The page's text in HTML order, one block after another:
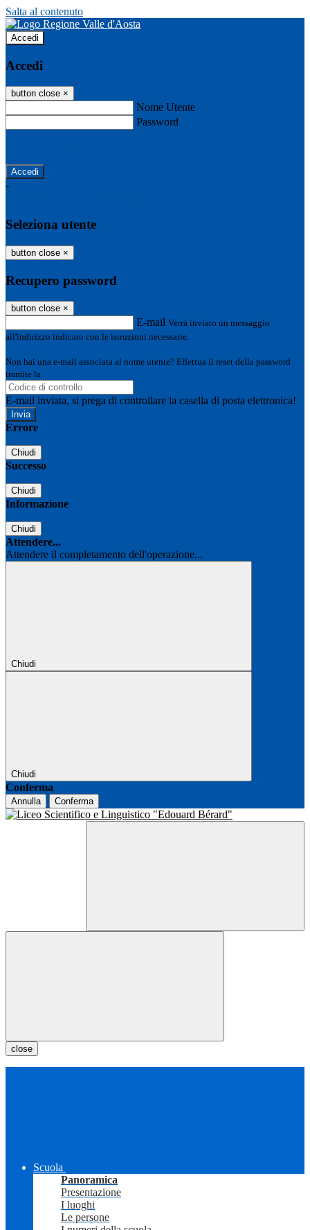
Salta al contenuto
Accedi
Accedi
button close ×
Nome Utente
Password
-
Seleziona utente
button close ×
Recupero password
button close ×
E-mail Verrà inviato un messaggio
all'indirizzo indicato con le istruzioni necessarie.
Non hai una e-mail associata al nome utente? Effettua il reset della password
tramite la
E-mail inviata, si prega di controllare la casella di posta elettronica!
Errore
Chiudi
Successo
Chiudi
Informazione
Chiudi
Attendere...
Attendere il completamento dell'operazione...
Chiudi
Chiudi
Conferma
Annulla Conferma
close
Scuola
Panoramica
Presentazione
I luoghi
Le persone